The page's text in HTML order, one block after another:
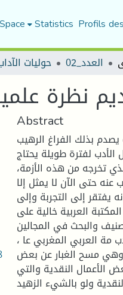
Statistics Profils
حوليات العدد_02
نظرة
Abstract
بذلك الفراغ الرهيب
لفترة طويلة يحتاج
تخرجه من هذه الأزمة،
حتى الآن لا يمثل إلا
يفتقر إلى التجربة وإلى
العربية خالية على
والبحث في المجالين
مة العربي المغربي عا ،
وهي مسح الغبار عن بعض
الأعمال النقدية والتي